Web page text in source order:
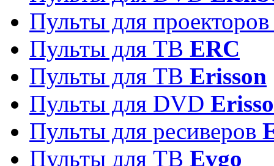
Пульты для
Пульты для ТВ ERC
Пульты для ТВ Erisson
Пульты для DVD
Пульты для ресиверов
Пульты для ТВ Evgo